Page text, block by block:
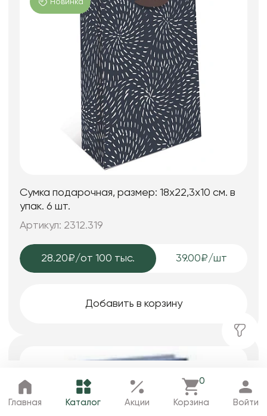
Новинка
Сумка подарочная, размер: 18х22,3х10 см. в
упак. 6 шт.
Артикул: 2312.319
28.20₽/от 100 тыс. 39.00₽/шт
Добавить в корзину
Главная Каталог Избранное Корзина Профиль
Главная Каталог Акции
0
Корзина Войти